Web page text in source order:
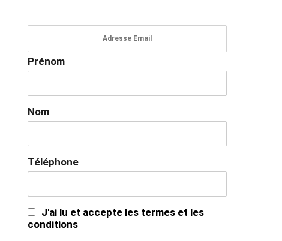
Prénom
Nom
Téléphone
J'ai lu et accepte les termes et les
conditions